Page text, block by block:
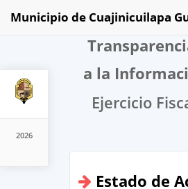
2026
Municipio de Cuajinicuilapa
a la
Ejercicio
Estado de